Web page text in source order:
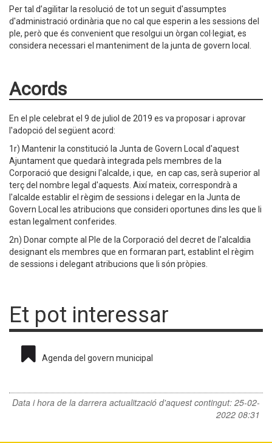
Per tal d’agilitar la resolució de tot un seguit d'assumptes
d'administració ordinària que no cal que esperin a les sessions del
ple, però que és convenient que resolgui un òrgan col·legiat, es
considera necessari el manteniment de la junta de govern local.
Acords
En el ple celebrat el 9 de juliol de 2019 es va proposar i aprovar
l'adopció del següent acord:
1r) Mantenir la constitució la Junta de Govern Local d'aquest
Ajuntament que quedarà integrada pels membres de la
Corporació que designi l'alcalde, i que, en cap cas, serà superior al
terç del nombre legal d'aquests. Així mateix, correspondrà a
l'alcalde establir el règim de sessions i delegar en la Junta de
Govern Local les atribucions que consideri oportunes dins les que li
estan legalment conferides.
2n) Donar compte al Ple de la Corporació del decret de l'alcaldia
designant els membres que en formaran part, establint el règim
de sessions i delegant atribucions que li són pròpies.
Et pot interessar
Agenda del govern municipal
Data i hora de la darrera actualització d'aquest contingut: 25-02-
2022 08:31